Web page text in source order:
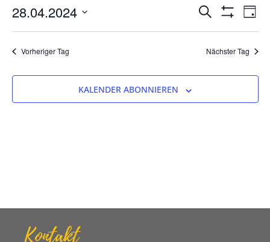
Suche
und
SUCHE TAG
28.04.2024
wählen.
Vorheriger Tag Nächster Tag
KALENDER ABONNIEREN
Kontakt